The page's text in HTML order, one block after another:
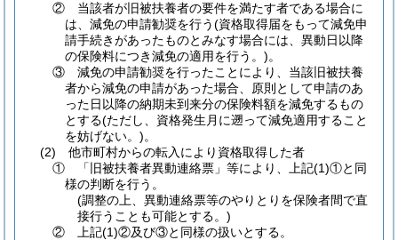
② 当該者が旧被扶養者の要件を満たす者である場合に
は、減免の申請勧奨を行う(資格取得届をもって減免申
請手続きがあったものとみなす場合には、異動日以降
の保険料につき減免の適用を行う。)。
③ 減免の申請勧奨を行ったことにより、当該旧被扶養
者から減免の申請があった場合、原則として申請のあ
った日以降の納期未到来分の保険料額を減免するもの
とする(ただし、資格発生月に遡って減免適用すること
を妨げない。)。
(2) 他市町村からの転入により資格取得した者
① 「旧被扶養者異動連絡票」等により、上記(1)①と同
様の判断を行う。
(調整の上、異動連絡票等のやりとりを保険者間で直
接行うことも可能とする。)
② 上記(1)②及び③と同様の扱いとする。